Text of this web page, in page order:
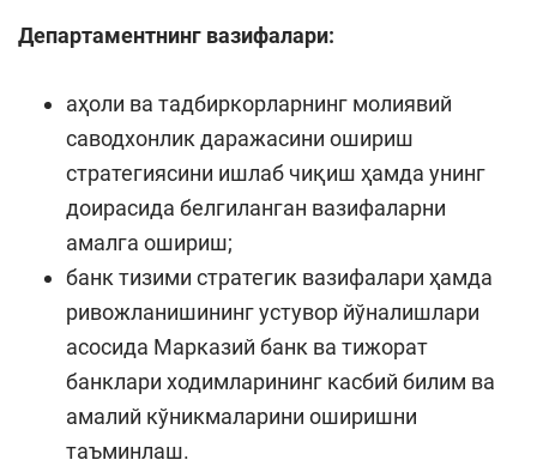
Департаментнинг вазифалари:
аҳоли ва тадбиркорларнинг молиявий
саводхонлик даражасини ошириш
стратегиясини ишлаб чиқиш ҳамда унинг
доирасида белгиланган вазифаларни
амалга ошириш;
банк тизими стратегик вазифалари ҳамда
ривожланишининг устувор йўналишлари
асосида Марказий банк ва тижорат
банклари ходимларининг касбий билим ва
амалий кўникмаларини оширишни
таъминлаш.